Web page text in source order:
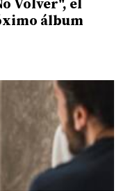
Volver", el
álbum